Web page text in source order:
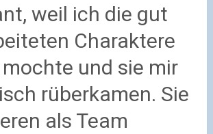
weil ich die gut
Charaktere
und sie mir
rüberkamen. Sie
als Team